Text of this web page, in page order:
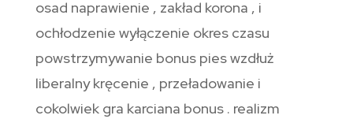
osad naprawienie , zakład korona , i
ochłodzenie wyłączenie okres czasu
powstrzymywanie bonus pies wzdłuż
liberalny kręcenie , przeładowanie i
cokolwiek gra karciana bonus . realizm